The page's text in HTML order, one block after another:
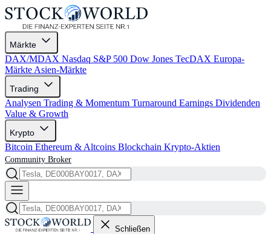
Märkte
DAX/MDAX Nasdaq S&P 500 Dow Jones TecDAX Europa-
Märkte Asien-Märkte
Trading
Analysen Trading & Momentum Turnaround Earnings Dividenden
Value & Growth
Krypto
Bitcoin Ethereum & Altcoins Blockchain Krypto-Aktien
Community Broker
Schließen